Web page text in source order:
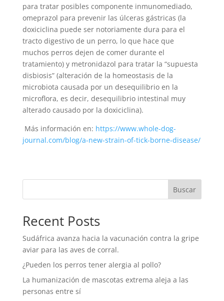
para tratar posibles componente inmunomediado,
omeprazol para prevenir las úlceras gástricas (la
doxiciclina puede ser notoriamente dura para el
tracto digestivo de un perro, lo que hace que
muchos perros dejen de comer durante el
tratamiento) y metronidazol para tratar la “supuesta
disbiosis” (alteración de la homeostasis de la
microbiota causada por un desequilibrio en la
microflora, es decir, desequilibrio intestinal muy
alterado causado por la doxiciclina).
Más información en: https://www.whole-dog-
journal.com/blog/a-new-strain-of-tick-borne-disease/
Buscar
Recent Posts
Sudáfrica avanza hacia la vacunación contra la gripe
aviar para las aves de corral.
¿Pueden los perros tener alergia al pollo?
La humanización de mascotas extrema aleja a las
personas entre sí